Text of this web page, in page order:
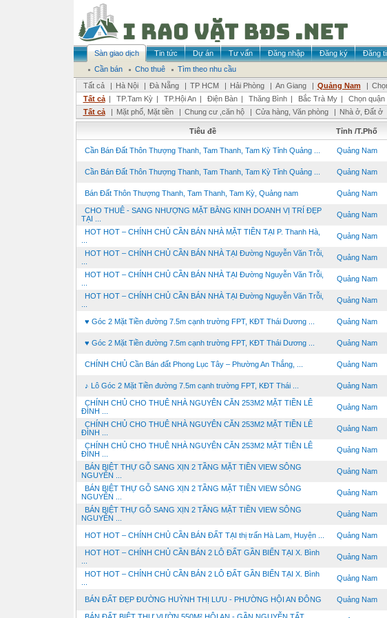
Sàn giao dịch Tin tức Dự án Tư vấn Đăng nhập Đăng ký
Đăng
Cần bán
Cho thuê
Tìm theo nhu cầu
Tất cả
| Hà Nội | Đà Nẵng | TP HCM | Hải Phòng | An Giang | Quảng Nam |
Tất cả | TP.Tam Kỳ | TP.Hội An | Điện Bàn | Thăng Bình | Bắc Trà My |
Chọn
Tất cả
| Mặt phố, Mặt tiền | Chung cư ,căn hộ | Cửa hàng, Văn phòng | Nhà ở, Đất ở
Tiêu đề Tỉnh /T.Phố
Cần Bán Đất Thôn Thượng Thanh, Tam Thanh, Tam Kỳ Tỉnh Quảng ... Quảng Nam
Cần Bán Đất Thôn Thượng Thanh, Tam Thanh, Tam Kỳ Tỉnh Quảng ... Quảng Nam
Bán Đất Thôn Thượng Thanh, Tam Thanh, Tam Kỳ, Quảng nam Quảng Nam
CHO THUÊ - SANG NHƯỢNG MẶT BẰNG KINH DOANH VỊ TRÍ ĐẸP
TẠI ...
Quảng Nam
HOT HOT – CHÍNH CHỦ CẦN BÁN NHÀ MẶT TIỀN TẠI P. Thanh Hà,
Quảng Nam
HOT HOT – CHÍNH CHỦ CẦN BÁN NHÀ TẠI Đường Nguyễn Văn Trỗi,
Quảng Nam
HOT HOT – CHÍNH CHỦ CẦN BÁN NHÀ TẠI Đường Nguyễn Văn Trỗi,
Quảng Nam
HOT HOT – CHÍNH CHỦ CẦN BÁN NHÀ TẠI Đường Nguyễn Văn Trỗi,
Quảng Nam
♥ Góc 2 Mặt Tiền đường 7.5m cạnh trường FPT, KĐT Thái Dương ... Quảng Nam
♥ Góc 2 Mặt Tiền đường 7.5m cạnh trường FPT, KĐT Thái Dương ... Quảng Nam
CHÍNH CHỦ Cần Bán đất Phong Lục Tây – Phường An Thắng, ... Quảng Nam
♪ Lô Góc 2 Mặt Tiền đường 7.5m cạnh trường FPT, KĐT Thái ... Quảng Nam
CHÍNH CHỦ CHO THUÊ NHÀ NGUYÊN CĂN 253M2 MẶT TIỀN LÊ
ĐÌNH ...
Quảng Nam
CHÍNH CHỦ CHO THUÊ NHÀ NGUYÊN CĂN 253M2 MẶT TIỀN LÊ
ĐÌNH ...
Quảng Nam
CHÍNH CHỦ CHO THUÊ NHÀ NGUYÊN CĂN 253M2 MẶT TIỀN LÊ
ĐÌNH ...
Quảng Nam
BÁN BIỆT THỰ GỖ SANG XỊN 2 TẦNG MẶT TIỀN VIEW SÔNG
NGUYỄN ...
Quảng Nam
BÁN BIỆT THỰ GỖ SANG XỊN 2 TẦNG MẶT TIỀN VIEW SÔNG
NGUYỄN ...
Quảng Nam
BÁN BIỆT THỰ GỖ SANG XỊN 2 TẦNG MẶT TIỀN VIEW SÔNG
NGUYỄN ...
Quảng Nam
HOT HOT – CHÍNH CHỦ CẦN BÁN ĐẤT TẠI thị trấn Hà Lam, Huyện ... Quảng Nam
HOT HOT – CHÍNH CHỦ CẦN BÁN 2 LÔ ĐẤT GẦN BIỂN TẠI X. Bình
Quảng Nam
HOT HOT – CHÍNH CHỦ CẦN BÁN 2 LÔ ĐẤT GẦN BIỂN TẠI X. Bình
Quảng Nam
BÁN ĐẤT ĐẸP ĐƯỜNG HUỲNH THỊ LƯU - PHƯỜNG HỘI AN ĐÔNG Quảng Nam